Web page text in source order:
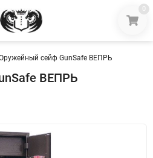
0
сейф GunSafe ВЕПРЬ
ВЕПРЬ